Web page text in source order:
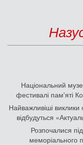
Національний
фестивалі пам'яті
Найважливіші виклики
відбудуться
Розпочалися
меморіального